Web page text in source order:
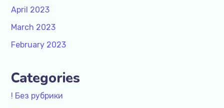
April 2023
March 2023
February 2023
Categories
! Без рубрики